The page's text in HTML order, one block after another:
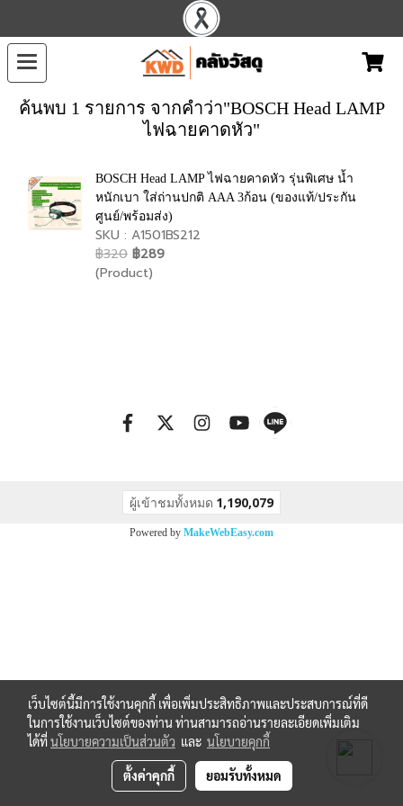
ค้นพบ 1 รายการ จากคำว่า"BOSCH Head LAMP
ไฟฉายคาดหัว"
BOSCH Head LAMP ไฟฉายคาดหัว รุ่นพิเศษ น้ำ
หนักเบา ใส่ถ่านปกติ AAA 3ก้อน (ของแท้/ประกัน
ศูนย์/พร้อมส่ง)
SKU : A1501BS212
฿320 ฿289
(Product)
ผู้เข้าชมวันนี้ 1
Powered by MakeWebEasy.com
เว็บไซต์นี้มีการใช้งานคุกกี้ เพื่อเพิ่มประสิทธิภาพและประสบการณ์ที่ดี
ในการใช้งานเว็บไซต์ของท่าน ท่านสามารถอ่านรายละเอียดเพิ่มเติม
ได้ที่นโยบายความเป็นส่วนตัว และ นโยบายคุกกี้
ตั้งค่าคุกกี้ ยอมรับทั้งหมด